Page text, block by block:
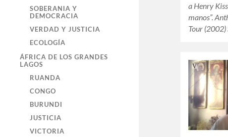
SOBERANIA Y
DEMOCRACIA
VERDAD Y JUSTICIA
ECOLOGÍA
ÁFRICA DE LOS GRANDES
LAGOS
RUANDA
CONGO
BURUNDI
JUSTICIA
VICTORIA
a Henry
manos”.
Tour (2002)